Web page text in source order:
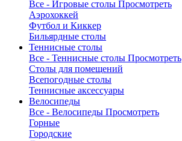
Все - Игровые столы Просмотреть
Аэрохоккей
Футбол и Киккер
Бильярдные столы
Теннисные столы
Все - Теннисные столы Просмотреть
Столы для помещений
Всепогодные столы
Теннисные аксессуары
Велосипеды
Все - Велосипеды Просмотреть
Горные
Городские